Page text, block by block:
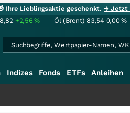
Ihre Lieblingsaktie geschenkt.→ Jetzt
+2,56% Öl (Brent) 83,54 0,00%
Indizes Fonds ETFs Anleihen